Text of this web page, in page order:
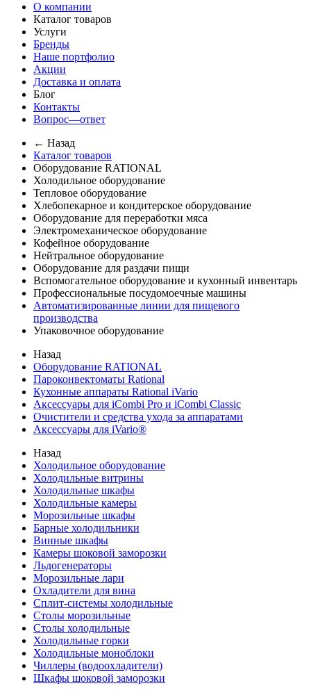
О компании
Каталог товаров
Услуги
Бренды
Наше портфолио
Акции
Доставка и оплата
Блог
Контакты
Вопрос—ответ
← Назад
Каталог товаров
Оборудование RATIONAL
Холодильное оборудование
Тепловое оборудование
Хлебопекарное и кондитерское оборудование
Оборудование для переработки мяса
Электромеханическое оборудование
Кофейное оборудование
Нейтральное оборудование
Оборудование для раздачи пищи
Вспомогательное оборудование и кухонный инвентарь
Профессиональные посудомоечные машины
Автоматизированные линии для пищевого
производства
Упаковочное оборудование
Назад
Оборудование RATIONAL
Пароконвектоматы Rational
Кухонные аппараты Rational iVario
Аксессуары для iCombi Pro и iCombi Classic
Очистители и средства ухода за аппаратами
Аксессуары для iVario®
Назад
Холодильное оборудование
Холодильные витрины
Холодильные шкафы
Холодильные камеры
Морозильные шкафы
Барные холодильники
Винные шкафы
Камеры шоковой заморозки
Льдогенераторы
Морозильные лари
Охладители для вина
Сплит-системы холодильные
Столы морозильные
Столы холодильные
Холодильные горки
Холодильные моноблоки
Чиллеры (водоохладители)
Шкафы шоковой заморозки